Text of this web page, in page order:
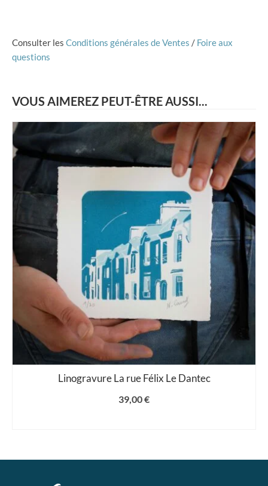
Consulter les Conditions générales de Ventes / Foire aux
questions
VOUS AIMEREZ PEUT-ÊTRE AUSSI...
Linogravure La rue Félix Le Dantec
39,00€